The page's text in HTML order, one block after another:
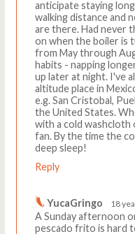
anticipate staying
walking distance and
are there. Had never
on when the boiler is
from May through
habits - napping
up later at night. I've
altitude place in
e.g. San Cristobal,
the United States.
with a cold washcloth
fan. By the time the
deep sleep!
Reply
YucaGringo 18
A Sunday afternoon
pescado frito is hard